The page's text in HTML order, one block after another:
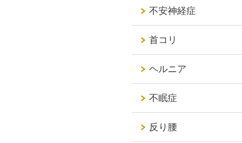
不安神経症
首コリ
ヘルニア
不眠症
反り腰